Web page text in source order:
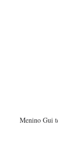
Menino Gui